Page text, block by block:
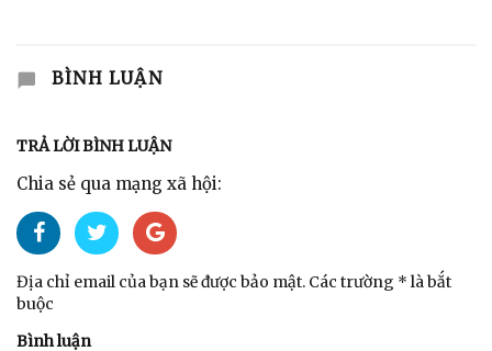
BÌNH LUẬN
TRẢ LỜI BÌNH LUẬN
Chia sẻ qua mạng xã hội:
Địa chỉ email của bạn sẽ được bảo mật. Các trường * là bắt
buộc
Bình luận